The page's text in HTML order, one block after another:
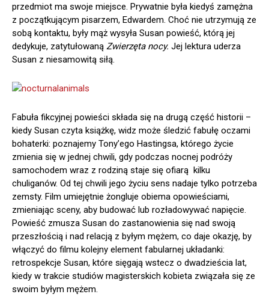
przedmiot ma swoje miejsce. Prywatnie była kiedyś zamężna
z początkującym pisarzem, Edwardem. Choć nie utrzymują ze
sobą kontaktu, były mąż wysyła Susan powieść, którą jej
dedykuje, zatytułowaną Zwierzęta nocy. Jej lektura uderza
Susan z niesamowitą siłą.
Fabuła fikcyjnej powieści składa się na drugą część historii –
kiedy Susan czyta książkę, widz może śledzić fabułę oczami
bohaterki: poznajemy Tony’ego Hastingsa, którego życie
zmienia się w jednej chwili, gdy podczas nocnej podróży
samochodem wraz z rodziną staje się ofiarą kilku
chuliganów. Od tej chwili jego życiu sens nadaje tylko potrzeba
zemsty. Film umiejętnie żongluje obiema opowieściami,
zmieniając sceny, aby budować lub rozładowywać napięcie.
Powieść zmusza Susan do zastanowienia się nad swoją
przeszłością i nad relacją z byłym mężem, co daje okazję, by
włączyć do filmu kolejny element fabularnej układanki:
retrospekcje Susan, które sięgają wstecz o dwadzieścia lat,
kiedy w trakcie studiów magisterskich kobieta związała się ze
swoim byłym mężem.